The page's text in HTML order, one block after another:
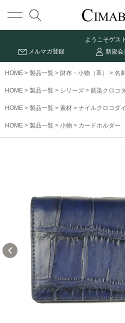
メニュー
ようこそゲス
メルマガ登録
新規会
HOME 製品一覧 財布・小物（革） 名
HOME 製品一覧 シリーズ 藍染クロコ
HOME 製品一覧 素材 ナイルクロコダ
HOME 製品一覧 小物 カードホルダー